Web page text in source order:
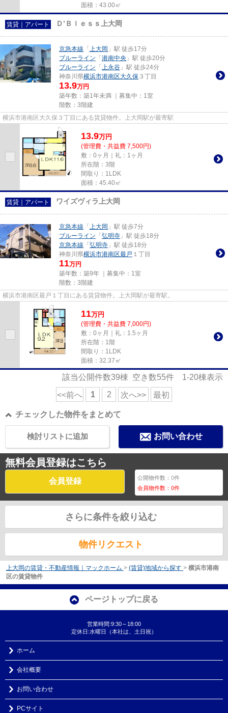
面積：43.00㎡
賃貸｜アパート Ｄ’Ｂｌｅｓｓ上大岡
京急本線 「 上大岡 」駅 徒歩17分
ブルーライン 「 港南中央 」駅 徒歩20分
ブルーライン 「 上永谷 」駅 徒歩24分
神奈川県横浜市港南区大久保 ３丁目
13.9万円
築年数：築1年未満 ｜募集中： 1室
階数：3階建
横浜市港南区大久保３丁目にある賃貸物件。上大岡駅が最寄駅
13.9万円
(管理費・共益費 7,500円)
敷：0ヶ月｜礼：1ヶ月
所在階：3階
間取り：1LDK
面積：45.40㎡
賃貸｜アパート ワイズヴィラ上大岡
京急本線 「 上大岡 」駅 徒歩7分
ブルーライン 「 弘明寺 」駅 徒歩18分
京急本線 「 弘明寺 」駅 徒歩18分
神奈川県横浜市港南区最戸 １丁目
11万円
築年数：築9年 ｜募集中： 1室
階数：3階建
横浜市港南区最戸１丁目にある賃貸物件。上大岡駅が最寄駅。
11万円
(管理費・共益費 7,000円)
敷：0ヶ月｜礼：1.5ヶ月
所在階：1階
間取り：1LDK
面積：32.37㎡
該当公開件数39棟 空き数55件 1-20棟表示
<<前へ 1 2 次へ>> 最初
チェックした物件をまとめて
お問い合わせ
検討リストに追加
無料会員登録はこちら
会員登録 公開物件数：0件
会員物件数：0件
さらに条件を絞り込む
物件リクエスト
上大岡の賃貸・不動産情報｜マックホーム > (賃貸)地域から探す > 横浜市港南
区の賃貸物件
ページトップに戻る
営業時間:9:30～18:00
定休日:水曜日（本社は、土日祝）
ホーム
会社概要
お問い合わせ
PCサイト